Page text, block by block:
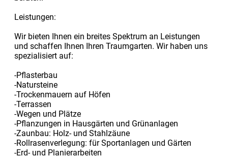
Leistungen:
Wir bieten Ihnen ein breites Spektrum an Leistungen
und schaffen Ihnen Ihren Traumgarten. Wir haben uns
spezialisiert auf:
-Pflasterbau
-Natursteine
-Trockenmauern auf Höfen
-Terrassen
-Wegen und Plätze
-Pflanzungen in Hausgärten und Grünanlagen
-Zaunbau: Holz- und Stahlzäune
-Rollrasenverlegung: für Sportanlagen und Gärten
-Erd- und Planierarbeiten